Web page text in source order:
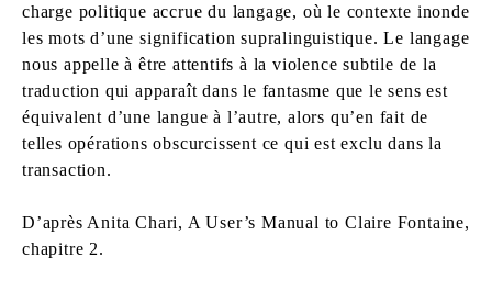
charge politique accrue du langage, où le contexte inonde
les mots d’une signification supralinguistique. Le langage
nous appelle à être attentifs à la violence subtile de la
traduction qui apparaît dans le fantasme que le sens est
équivalent d’une langue à l’autre, alors qu’en fait de
telles opérations obscurcissent ce qui est exclu dans la
transaction.
D’après Anita Chari, A User’s Manual to Claire Fontaine,
chapitre 2.